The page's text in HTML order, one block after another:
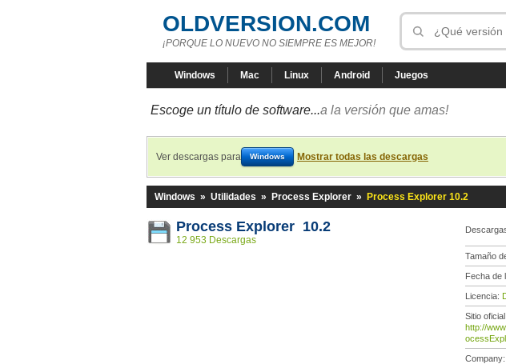
OLDVERSION.COM
¡PORQUE LO NUEVO NO SIEMPRE ES MEJOR!
Windows Mac Linux Android Juegos
Escoge un título de software...a la versión que amas!
Ver descargas para Windows Mostrar todas las descargas
Windows » Utilidades » Process Explorer » Process Explorer 10.2
Process Explorer 10.2
12 953 Descargas
Tamaño
Fecha de
Licencia:
Sitio oficial:
http://
Company: